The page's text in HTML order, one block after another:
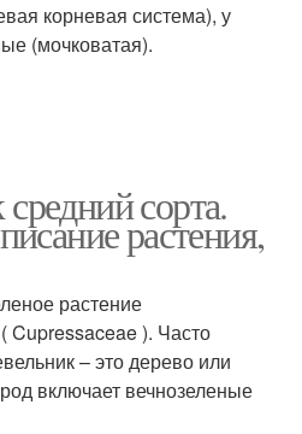
корневая система), у
(мочковатая).
сорта.
растения,
растение
Cupressaceae ). Часто
– это дерево или
включает вечнозеленые